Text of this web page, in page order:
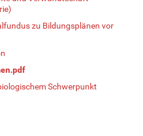
zu Bildungsplänen vor
Schwerpunkt